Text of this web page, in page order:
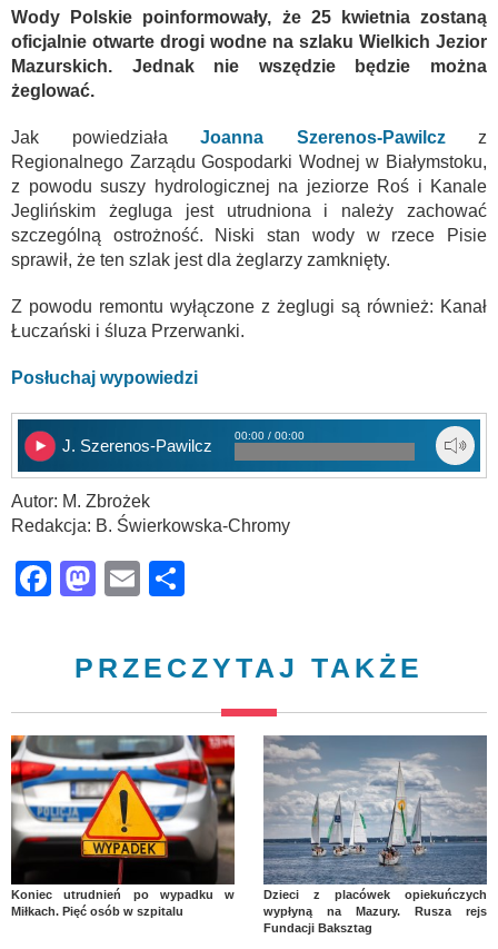
Wody Polskie poinformowały, że 25 kwietnia zostaną
oficjalnie otwarte drogi wodne na szlaku Wielkich Jezior
Mazurskich. Jednak nie wszędzie będzie można
żeglować.
Jak powiedziała Joanna Szerenos-Pawilczz
Regionalnego Zarządu Gospodarki Wodnej w Białymstoku,
z powodu suszy hydrologicznej na jeziorze Roś i Kanale
Jeglińskim żegluga jest utrudniona i należy zachować
szczególną ostrożność. Niski stan wody w rzece Pisie
sprawił, że ten szlak jest dla żeglarzy zamknięty.
Z powodu remontu wyłączone z żeglugi są również: Kanał
Łuczański i śluza Przerwanki.
Posłuchaj wypowiedzi
J. Szerenos-Pawilcz
00:00 / 00:00
Autor: M. Zbrożek
Redakcja: B. Świerkowska-Chromy
Facebook
Mastodon
Email
PRZECZYTAJ TAKŻE
Koniec utrudnień po wypadku w
Miłkach. Pięć osób w szpitalu
Dzieci z placówek opiekuńczych
wypłyną na Mazury. Rusza rejs
Fundacji Baksztag